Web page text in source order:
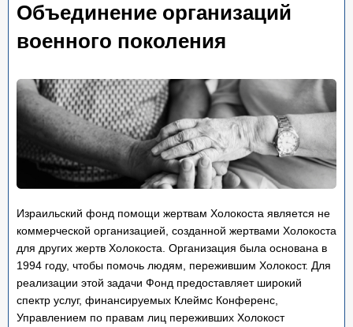
Объединение организаций
военного поколения
Израильский фонд помощи жертвам Холокоста является не
коммерческой организацией, созданной жертвами Холокоста
для других жертв Холокоста. Организация была основана в
1994 году, чтобы помочь людям, пережившим Холокост. Для
реализации этой задачи Фонд предоставляет широкий
спектр услуг, финансируемых Клеймс Конференс,
Управлением по правам лиц переживших Холокост